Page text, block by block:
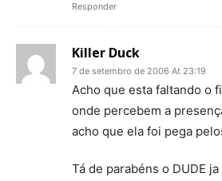
Responder
Killer Duck
7 de setembro de 2006 At 23:19
Acho que esta faltando o
onde percebem a
acho que ela foi pega
Tá de parabéns o DUDE